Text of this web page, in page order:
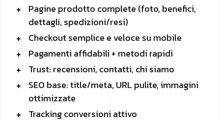
Pagine prodotto complete (foto, benefici,
dettagli, spedizioni/resi)
Checkout semplice e veloce su mobile
Pagamenti affidabili + metodi rapidi
Trust: recensioni, contatti, chi siamo
SEO base: title/meta, URL pulite, immagini
ottimizzate
Tracking conversioni attivo